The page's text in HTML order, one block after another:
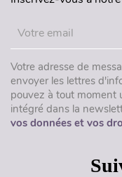
Votre adresse de
envoyer les lettres
pouvez à tout moment
intégré dans la
vos données et vos